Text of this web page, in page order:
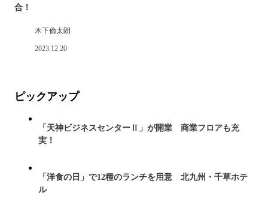
合！
木下倫太朗
2023.12.20
ピックアップ
「天神ビジネスセンターⅡ」が開業 商業フロアも充
実！
「洋食の日」で12種のランチを用意 北九州・千草ホテ
ル